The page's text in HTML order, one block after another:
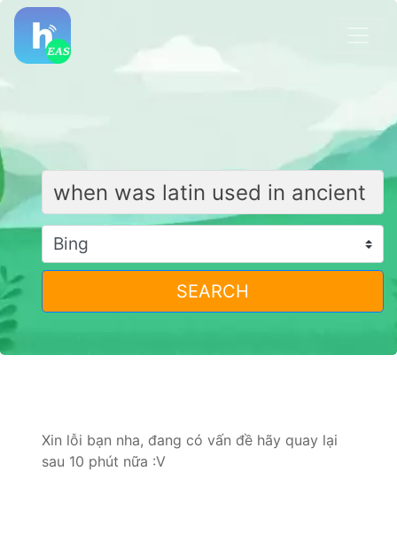
SEARCH
Xin lỗi bạn nha, đang có vấn đề hãy quay lại
sau 10 phút nữa :V